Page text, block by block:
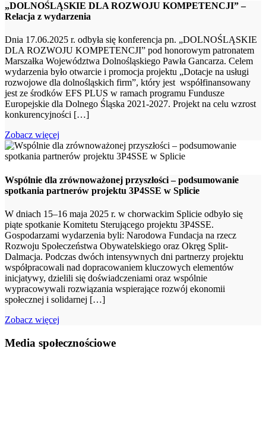
„DOLNOŚLĄSKIE DLA ROZWOJU KOMPETENCJI” –
Relacja z wydarzenia
Dnia 17.06.2025 r. odbyła się konferencja pn. „DOLNOŚLĄSKIE
DLA ROZWOJU KOMPETENCJI” pod honorowym patronatem
Marszałka Województwa Dolnośląskiego Pawła Gancarza. Celem
wydarzenia było otwarcie i promocja projektu „Dotacje na usługi
rozwojowe dla dolnośląskich firm”, który jest współfinansowany
jest ze środków EFS PLUS w ramach programu Fundusze
Europejskie dla Dolnego Śląska 2021-2027. Projekt na celu wzrost
konkurencyjności […]
Zobacz więcej
Wspólnie dla zrównoważonej przyszłości – podsumowanie
spotkania partnerów projektu 3P4SSE w Splicie
W dniach 15–16 maja 2025 r. w chorwackim Splicie odbyło się
piąte spotkanie Komitetu Sterującego projektu 3P4SSE.
Gospodarzami wydarzenia byli: Narodowa Fundacja na rzecz
Rozwoju Społeczeństwa Obywatelskiego oraz Okręg Split-
Dalmacja. Podczas dwóch intensywnych dni partnerzy projektu
współpracowali nad dopracowaniem kluczowych elementów
inicjatywy, dzielili się doświadczeniami oraz wspólnie
wypracowywali rozwiązania wspierające rozwój ekonomii
społecznej i solidarnej […]
Zobacz więcej
Footer
Media społecznościowe